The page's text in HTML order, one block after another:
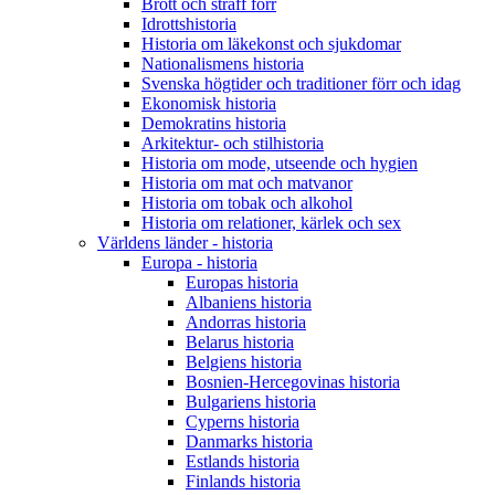
Brott och straff förr
Idrottshistoria
Historia om läkekonst och sjukdomar
Nationalismens historia
Svenska högtider och traditioner förr och idag
Ekonomisk historia
Demokratins historia
Arkitektur- och stilhistoria
Historia om mode, utseende och hygien
Historia om mat och matvanor
Historia om tobak och alkohol
Historia om relationer, kärlek och sex
Världens länder - historia
Europa - historia
Europas historia
Albaniens historia
Andorras historia
Belarus historia
Belgiens historia
Bosnien-Hercegovinas historia
Bulgariens historia
Cyperns historia
Danmarks historia
Estlands historia
Finlands historia